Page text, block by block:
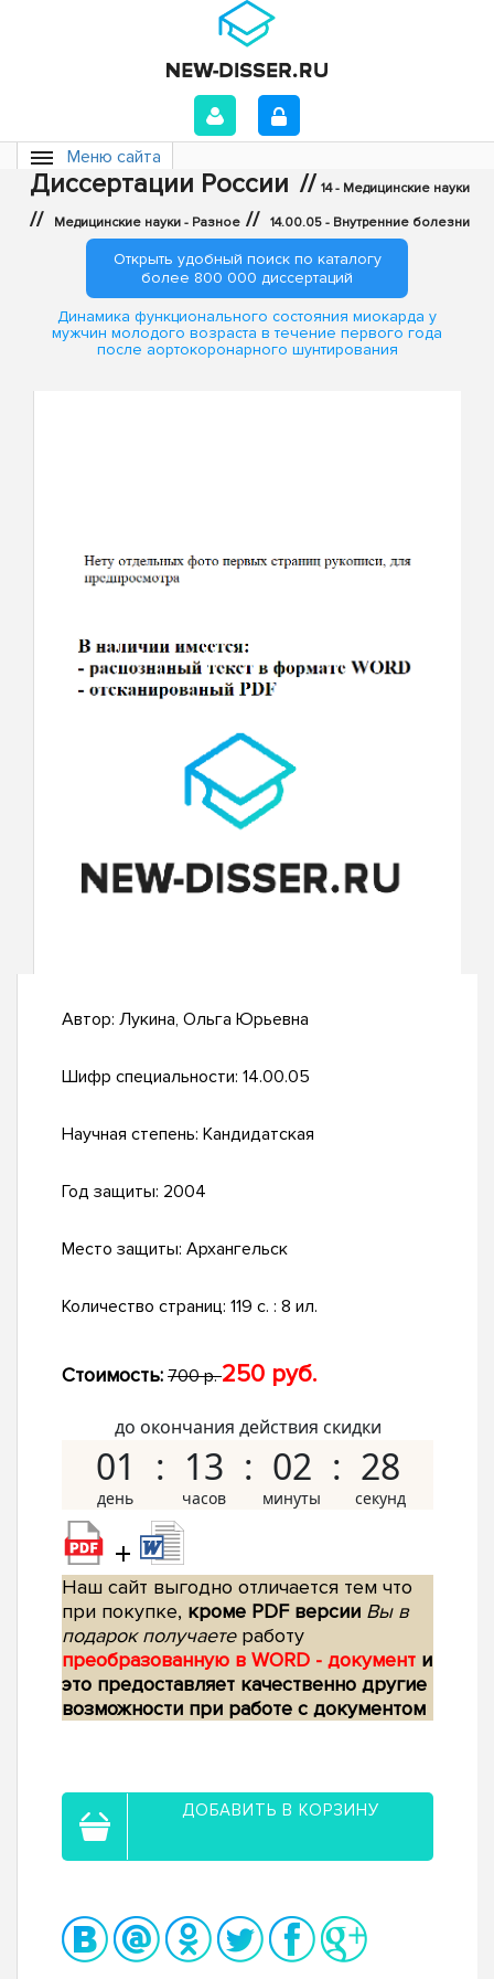
Меню сайта
Диссертации России // 14 - Медицинские науки
// Медицинские науки - Разное // 14.00.05 - Внутренние болезни
Открыть удобный поиск по каталогу
более 800 000 диссертаций
Динамика функционального состояния миокарда у
мужчин молодого возраста в течение первого года
после аортокоронарного шунтирования
Автор: Лукина, Ольга Юрьевна
Шифр специальности: 14.00.05
Научная степень: Кандидатская
Год защиты: 2004
Место защиты: Архангельск
Количество страниц: 119 с. : 8 ил.
Стоимость: 700 р.250 руб.
до окончания действия скидки
01 13 02 27
+
Наш сайт выгодно отличается тем что
при покупке, кроме PDF версии Вы в
подарок получаетеработу
преобразованную в WORD - документ и
это предоставляет качественно другие
возможности при работе с документом
ДОБАВИТЬ В КОРЗИНУ